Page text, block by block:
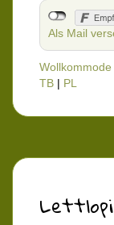
Als Mail
Wollkommode
TB | PL